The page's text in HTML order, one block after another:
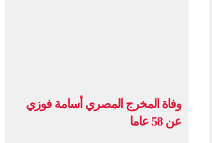
وفاة المخرج المصري أسامة فوزي
عن 58 عاما